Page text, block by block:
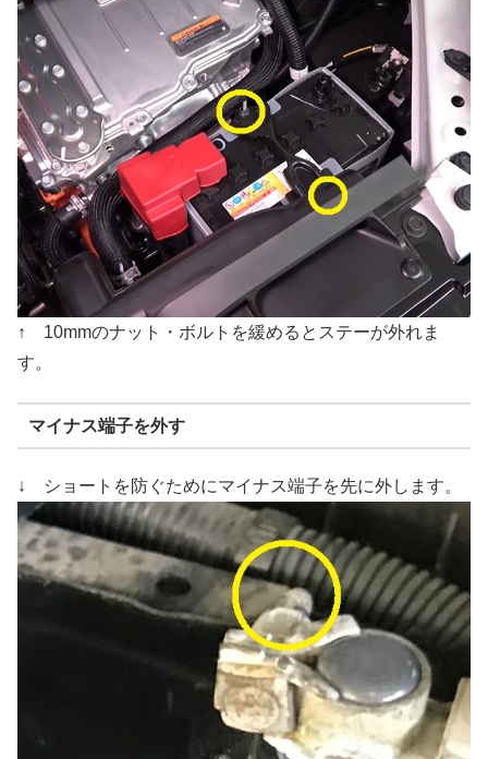
↑ 10mmのナット・ボルトを緩めるとステーが外れま
す。
マイナス端子を外す
↓ ショートを防ぐためにマイナス端子を先に外します。